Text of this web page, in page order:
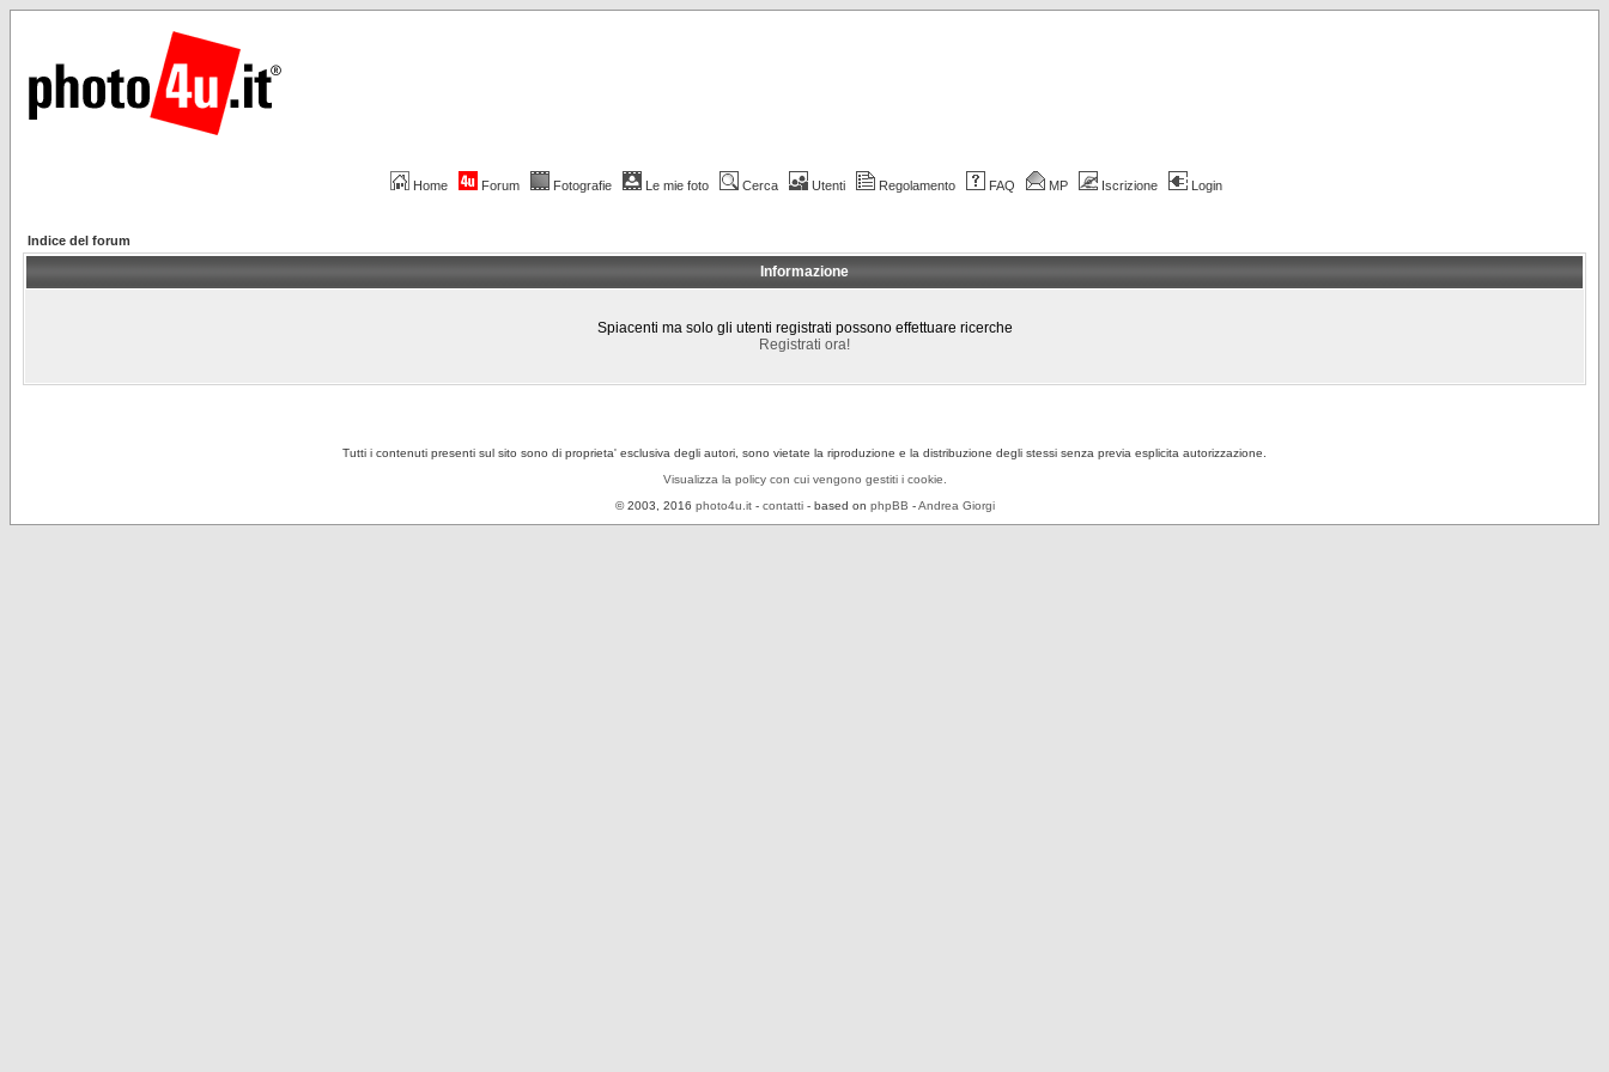
Home Forum Fotografie Le mie foto Cerca Utenti Regolamento FAQ MP Iscrizione Login
Indice del forum
Informazione
Spiacenti ma solo gli utenti registrati possono effettuare ricerche
Registrati ora!
Tutti i contenuti presenti sul sito sono di proprieta' esclusiva degli autori, sono vietate la riproduzione e la distribuzione degli stessi senza previa esplicita autorizzazione.
Visualizza la policy con cui vengono gestiti i cookie.
© 2003, 2016 photo4u.it- contatti- based on phpBB -Andrea Giorgi